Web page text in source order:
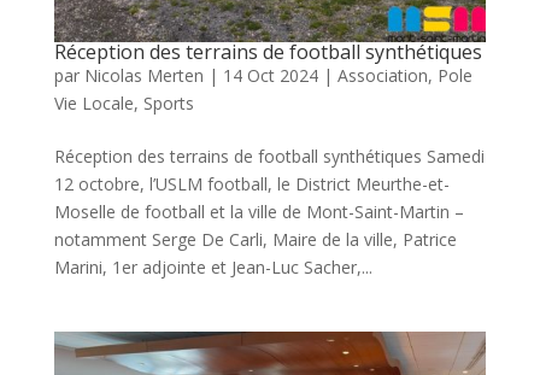
Réception des terrains de football synthétiques
par Nicolas Merten | 14 Oct 2024| Association, Pole
Vie Locale, Sports
Réception des terrains de football synthétiques Samedi
12 octobre, l’USLM football, le District Meurthe-et-
Moselle de football et la ville de Mont-Saint-Martin –
notamment Serge De Carli, Maire de la ville, Patrice
Marini, 1er adjointe et Jean-Luc Sacher,...